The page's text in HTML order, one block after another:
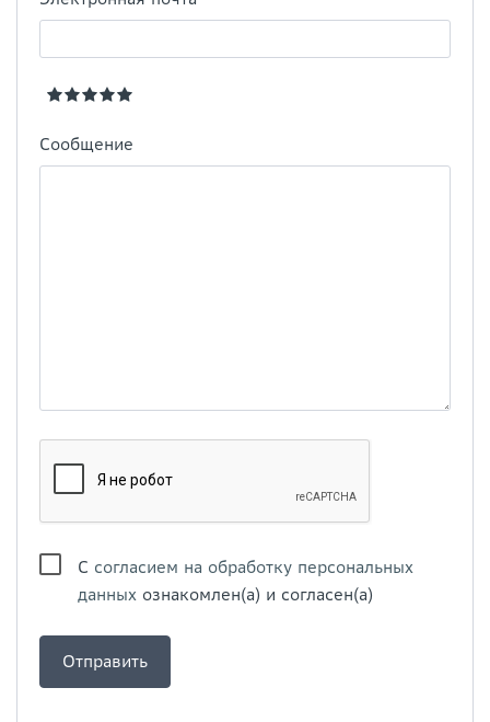
Сообщение
С согласием на обработку персональных
данных ознакомлен(а) и согласен(а)